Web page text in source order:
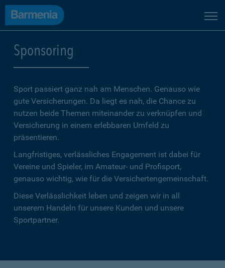
Sponsoring
Sport passiert ganz nah am Menschen. Genauso wie
gute Versicherungen. Da liegt es nah, die Chance zu
nutzen beide Themen miteinander zu verknüpfen und
Versicherung in einem erlebbaren Umfeld zu
präsentieren.
Langfristiges, verlässliches Engagement ist dabei für
Vereine und Spieler, im Amateur- und Profisport,
genauso wichtig, wie für die Versichertengemeinschaft.
Diese Verlässlichkeit leben und zeigen wir in all
unserem Handeln für unsere Kunden und unsere
Sportpartner.